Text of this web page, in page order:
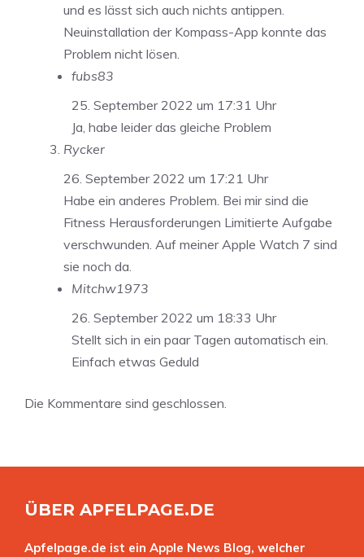
und es lässt sich auch nichts antippen.
Neuinstallation der Kompass-App konnte das
Problem nicht lösen.
fubs83
25. September 2022 um 17:31 Uhr
Ja, habe leider das gleiche Problem
Rycker
26. September 2022 um 17:21 Uhr
Habe ein anderes Problem. Bei mir sind die
Fitness Herausforderungen Limitierte Aufgabe
verschwunden. Auf meiner Apple Watch 7 sind
sie noch da.
Mitchw1973
26. September 2022 um 18:33 Uhr
Stellt sich in ein paar Tagen automatisch ein.
Einfach etwas Geduld
Die Kommentare sind geschlossen.
ÜBER APFELPAGE.DE
Apfelpage.de ist ein Apple News Blog, welcher